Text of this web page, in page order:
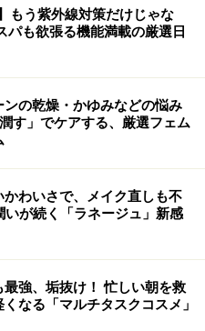
もう紫外線対策だけじゃな
パも欲張る機能満載の厳選日
の乾燥・かゆみなどの悩み
す」でケアする、厳選フェム
わいさで、メイク直しも不
いが続く「ラネージュ」新感
最強、垢抜け！ 忙しい朝を救
なる「マルチタスクコスメ」